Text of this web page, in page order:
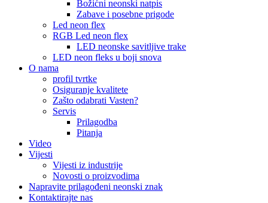
Božićni neonski natpis
Zabave i posebne prigode
Led neon flex
RGB Led neon flex
LED neonske savitljive trake
LED neon fleks u boji snova
O nama
profil tvrtke
Osiguranje kvalitete
Zašto odabrati Vasten?
Servis
Prilagodba
Pitanja
Video
Vijesti
Vijesti iz industrije
Novosti o proizvodima
Napravite prilagođeni neonski znak
Kontaktirajte nas